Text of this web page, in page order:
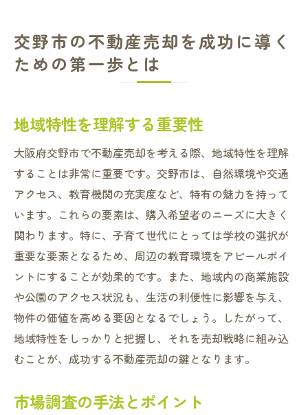
売却プロセスの流れを理解する
地域特性を活かした交野市の不動産市場攻略法
地域の歴史と文化が市場に与える影響
交通アクセスと生活利便性の分析
注目の再開発プロジェクトと市場への影響
地域コミュニティの特徴とその活用法
地元の不動産動向を知るためのリソース
交野市での不動産売却を有利に進める戦略とは
市場動向を踏まえた価格設定のコツ
効果的な販売戦略と広告手法
不動産エージェントとの連携の重要性
売却プロセスにおける法律的留意点
不動産投資家をターゲットにした販売方法
最新動向を踏まえた交野市の不動産市場分析
交野市の不動産売却を成功に導く
ための第一歩とは
地域特性を理解する重要性
大阪府交野市で不動産売却を考える際、地域特性を理解
することは非常に重要です。交野市は、自然環境や交通
アクセス、教育機関の充実度など、特有の魅力を持って
います。これらの要素は、購入希望者のニーズに大きく
関わります。特に、子育て世代にとっては学校の選択が
重要な要素となるため、周辺の教育環境をアピールポイ
ントにすることが効果的です。また、地域内の商業施設
や公園のアクセス状況も、生活の利便性に影響を与え、
物件の価値を高める要因となるでしょう。したがって、
地域特性をしっかりと把握し、それを売却戦略に組み込
むことが、成功する不動産売却の鍵となります。
市場調査の手法とポイント